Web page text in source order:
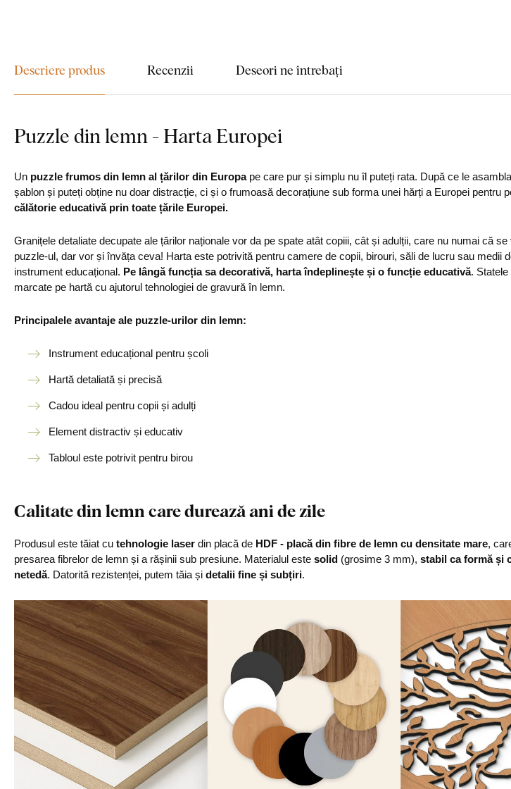
Descriere produs Recenzii Deseori ne întrebați
Puzzle din lemn - Harta Europei
Un puzzle frumos din lemn al țărilor din Europape care pur și simplu nu îl puteți rata. După ce le
șablon și puteți obține nu doar distracție, ci și o frumoasă decorațiune sub forma unei hărți a Europei pentru
călătorie educativă prin toate țările Europei.
Granițele detaliate decupate ale țărilor naționale vor da pe spate atât copiii, cât și adulții, care nu numai că
puzzle-ul, dar vor și învăța ceva! Harta este potrivită pentru camere de copii, birouri, săli de lucru sau medii
instrument educațional. Pe lângă funcția sa decorativă, harta îndeplinește și o funcție educativă.
marcate pe hartă cu ajutorul tehnologiei de gravură în lemn.
Principalele avantaje ale puzzle-urilor din lemn:
Instrument educațional pentru școli
Hartă detaliată și precisă
Cadou ideal pentru copii și adulți
Element distractiv și educativ
Tabloul este potrivit pentru birou
Calitate din lemn care durează ani de zile
Produsul este tăiat cu tehnologie laser din placă de HDF - placă din fibre de lemn cu densitate mare,
presarea fibrelor de lemn și a rășinii sub presiune. Materialul este solid (grosime 3 mm), stabil ca formă și
netedă. Datorită rezistenței, putem tăia și detalii fine și subțiri.